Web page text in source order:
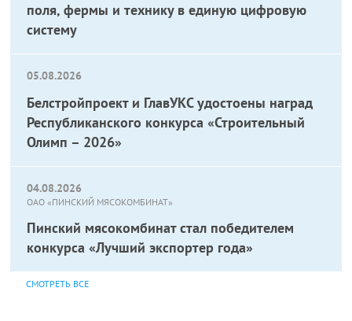
поля, фермы и технику в единую цифровую
систему
05.08.2026
Белстройпроект и ГлавУКС удостоены наград
Республиканского конкурса «Строительный
Олимп – 2026»
04.08.2026
ОАО «ПИНСКИЙ МЯСОКОМБИНАТ»
Пинский мясокомбинат стал победителем
конкурса «Лучший экспортер года»
СМОТРЕТЬ ВСЕ